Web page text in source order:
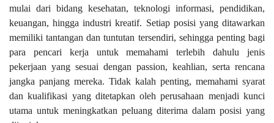
mulai dari bidang kesehatan, teknologi informasi, pendidikan,
keuangan, hingga industri kreatif. Setiap posisi yang ditawarkan
memiliki tantangan dan tuntutan tersendiri, sehingga penting bagi
para pencari kerja untuk memahami terlebih dahulu jenis
pekerjaan yang sesuai dengan passion, keahlian, serta rencana
jangka panjang mereka. Tidak kalah penting, memahami syarat
dan kualifikasi yang ditetapkan oleh perusahaan menjadi kunci
utama untuk meningkatkan peluang diterima dalam posisi yang